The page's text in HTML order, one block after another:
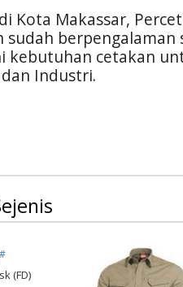
Kota Makassar,
sudah berpengalaman
kebutuhan cetakan
Industri.
(FD)